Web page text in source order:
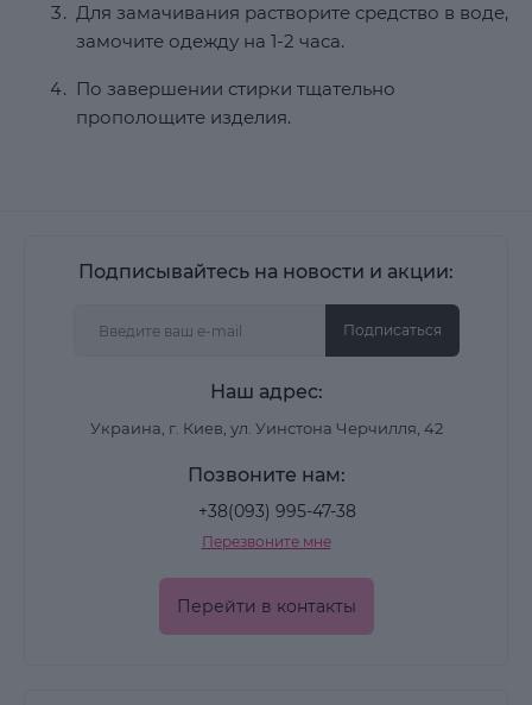
Для замачивания растворите средство в воде,
замочите одежду на 1-2 часа.
По завершении стирки тщательно
прополощите изделия.
Подписывайтесь на новости и акции:
Подписаться
Наш адрес:
Украина, г. Киев, ул. Уинстона Черчилля, 42
Позвоните нам:
+38(093) 995-47-38
Перезвоните мне
Перейти в контакты